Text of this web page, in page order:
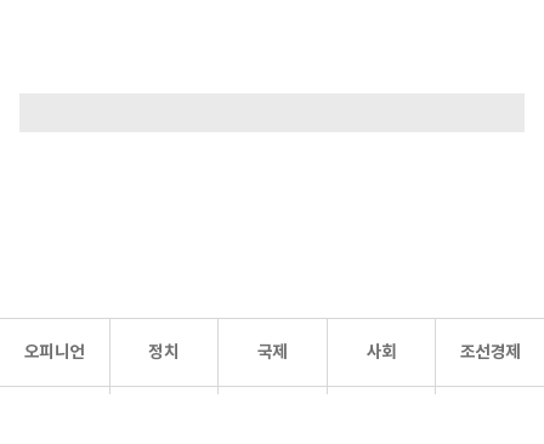
오피니언 정치 국제 사회 조선경제